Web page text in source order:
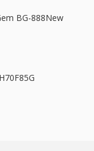
BG-888New